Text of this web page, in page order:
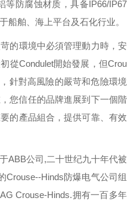
等防腐蚀材质，具备IP66/IP67
船舶、海上平台及石化行业。
的環境中必須管理動力時，安
從Condulet開始發展，但Crou
針對高風險的嚴苛和危險環境
您信任的品牌進展到下一個階
的產品組合，提供可靠、有效
ABB公司,二十世纪九十年代被
Crouse--Hinds防爆电气公司组
Crouse-Hinds.拥有一百多年